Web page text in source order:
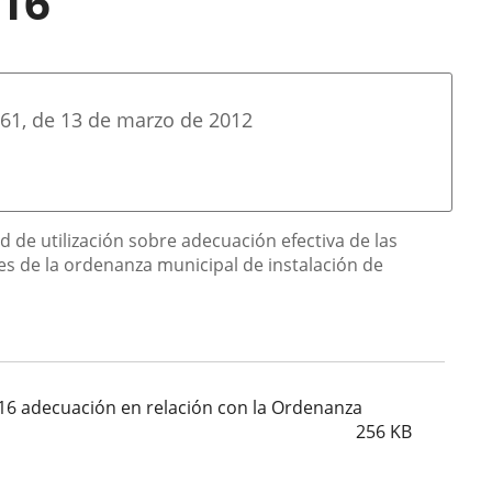
61, de 13 de marzo de 2012
utilización sobre adecuación efectiva de las
de la ordenanza municipal de instalación de
adecuación en relación con la Ordenanza
256 KB